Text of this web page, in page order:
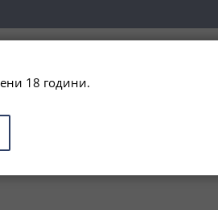
ПРЕДЛОЖЕНИЯ
18 години.